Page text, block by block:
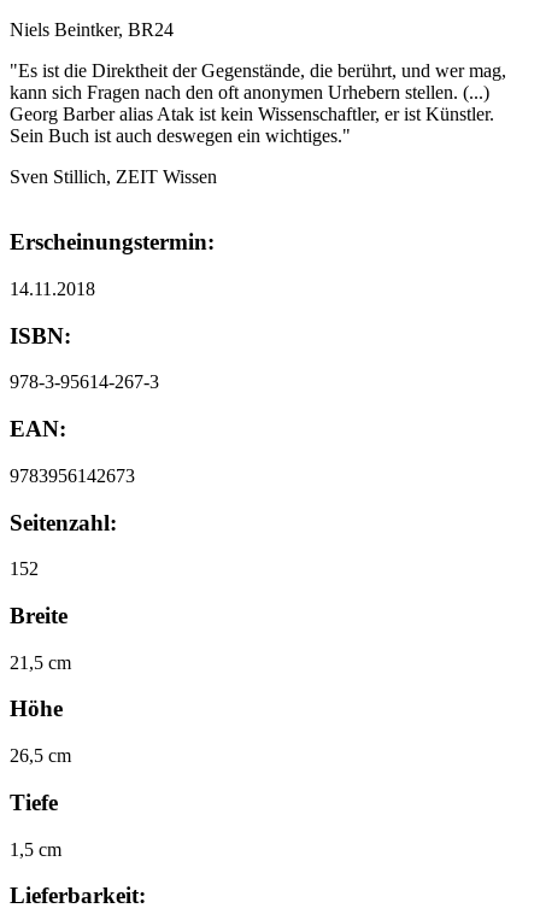
Niels Beintker, BR24
"Es ist die Direktheit der Gegenstände, die berührt, und wer mag,
kann sich Fragen nach den oft anonymen Urhebern stellen. (...)
Georg Barber alias Atak ist kein Wissenschaftler, er ist Künstler.
Sein Buch ist auch deswegen ein wichtiges."
Sven Stillich, ZEIT Wissen
Erscheinungstermin:
14.11.2018
ISBN:
978-3-95614-267-3
EAN:
9783956142673
Seitenzahl:
152
Breite
21,5 cm
Höhe
26,5 cm
Tiefe
1,5 cm
Lieferbarkeit: